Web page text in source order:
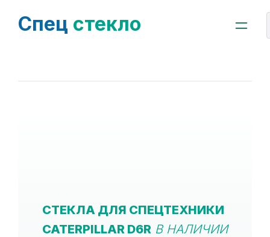
Спец стекло
СТЕКЛА ДЛЯ СПЕЦТЕХНИКИ
CATERPILLAR D6R В НАЛИЧИИ